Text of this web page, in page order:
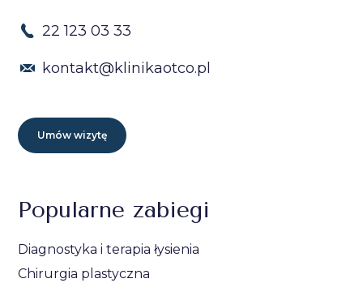
22 123 03 33
kontakt@klinikaotco.pl
Umów wizytę
Popularne zabiegi
Diagnostyka i terapia łysienia
Chirurgia plastyczna